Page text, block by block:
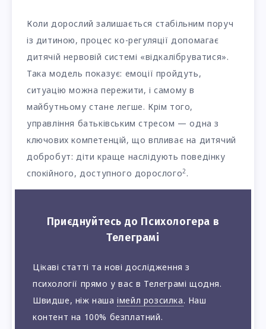
Коли дорослий залишається стабільним поруч
із дитиною, процес ко-регуляції допомагає
дитячій нервовій системі «відкалібруватися».
Така модель показує: емоції пройдуть,
ситуацію можна пережити, і самому в
майбутньому стане легше. Крім того,
управління батьківським стресом — одна з
ключових компетенцій, що впливає на дитячий
добробут: діти краще наслідують поведінку
спокійного, доступного дорослого2.
Приєднуйтесь до Психологера в
Телеграмі
Цікаві статті та нові дослідження з
психології прямо у вас в Телеграмі щодня.
Швидше, ніж нашаімейл розсилка. Наш
контент на 100% безплатний.